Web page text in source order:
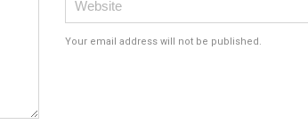
Your email address will not be published.